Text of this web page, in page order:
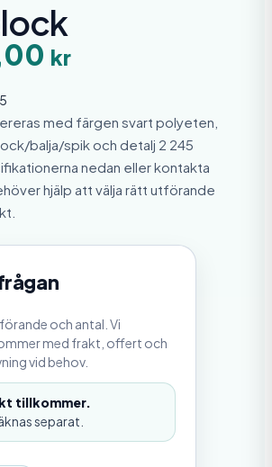
kr
med färgen svart polyeten,
balja/spik och detalj 2 245
nedan eller kontakta
hjälp att välja rätt utförande
och antal. Vi
med frakt, offert och
vid behov.
tillkommer.
separat.